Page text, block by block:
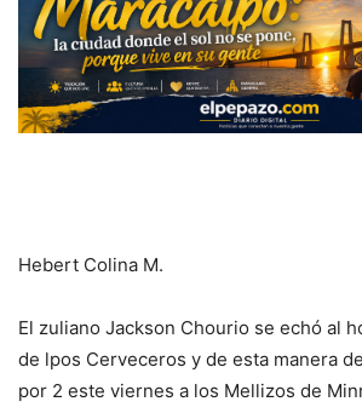
Hebert Colina M.
El zuliano Jackson Chourio se echó al
de lpos Cerveceros y de esta manera
por 2 este viernes a los Mellizos de